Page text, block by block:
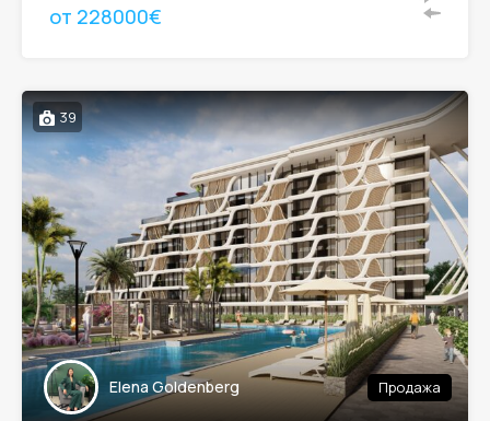
от 228000€
39
Elena Goldenberg Продажа